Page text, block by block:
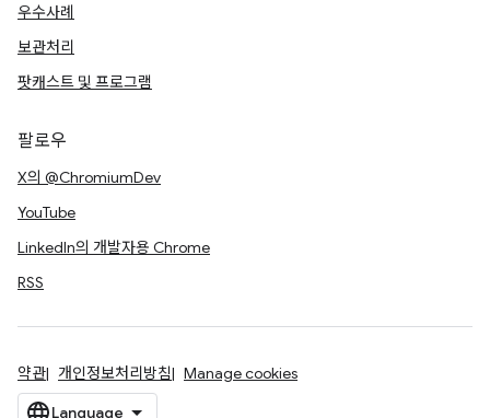
우수사례
보관처리
팟캐스트 및 프로그램
팔로우
X의 @ChromiumDev
YouTube
LinkedIn의 개발자용 Chrome
RSS
약관 개인정보처리방침 Manage cookies